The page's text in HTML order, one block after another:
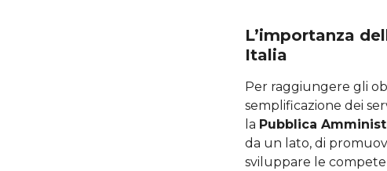
L’importanza
Italia
Per raggiungere gli
semplificazione dei
la Pubblica
da un lato, di
sviluppare le